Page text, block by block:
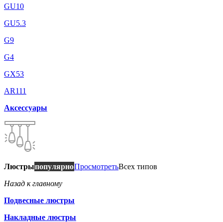
GU10
GU5.3
G9
G4
GX53
AR111
Аксессуары
ЛюстрыпопулярноПросмотретьВсех типов
Назад к главному
Подвесные люстры
Накладные люстры